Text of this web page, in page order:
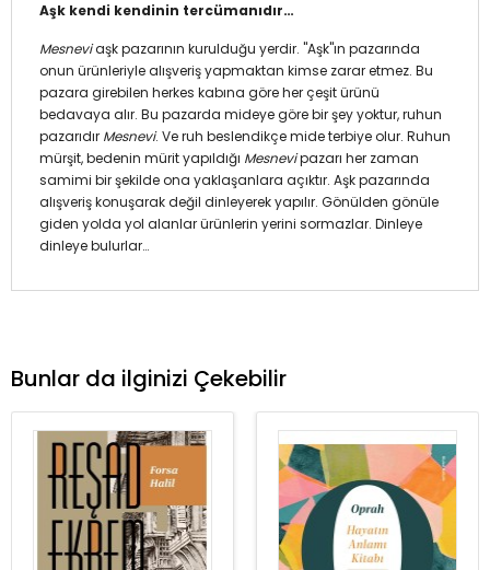
Aşk kendi kendinin tercümanıdır…
Mesneviaşk pazarının kurulduğu yerdir. "Aşk"ın pazarında
onun ürünleriyle alışveriş yapmaktan kimse zarar etmez. Bu
pazara girebilen herkes kabına göre her çeşit ürünü
bedavaya alır. Bu pazarda mideye göre bir şey yoktur, ruhun
pazarıdır Mesnevi. Ve ruh beslendikçe mide terbiye olur. Ruhun
mürşit, bedenin mürit yapıldığı Mesnevipazarı her zaman
samimi bir şekilde ona yaklaşanlara açıktır. Aşk pazarında
alışveriş konuşarak değil dinleyerek yapılır. Gönülden gönüle
giden yolda yol alanlar ürünlerin yerini sormazlar. Dinleye
dinleye bulurlar…
Bunlar da ilginizi Çekebilir